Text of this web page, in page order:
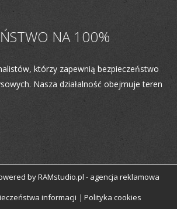
NA 100%
którzy zapewnią bezpieczeństwo
Nasza działalność obejmuje teren
by RAMstudio.pl - agencja reklamowa
informacji | Polityka cookies